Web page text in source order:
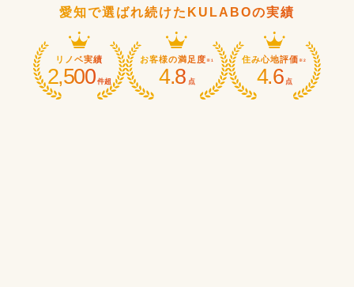
愛知で選ばれ続けたKULABOの実績
リノベ実績
2,500 件超
お客様の満足度※1
4.8 点
住み心地評価※2
4.6 点